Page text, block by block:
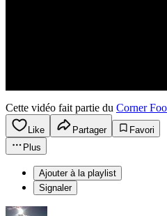
Cette vidéo fait partie du Corner
Like Partager
Favori
Plus
Ajouter à la playlist
Signaler